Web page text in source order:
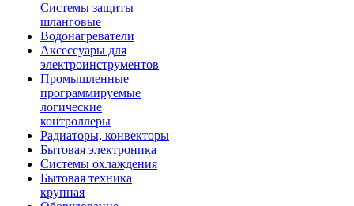
Системы защиты
шланговые
Водонагреватели
Аксессуары для
электроинструментов
Промышленные
программируемые
логические
контроллеры
Радиаторы, конвекторы
Бытовая электроника
Системы охлаждения
Бытовая техника
крупная